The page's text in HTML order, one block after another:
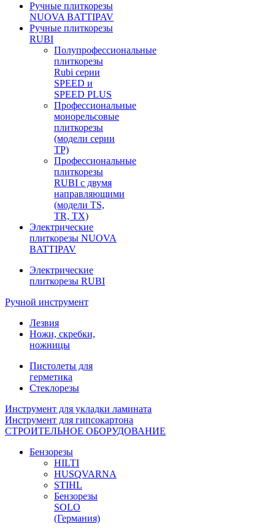
Ручные плиткорезы
NUOVA BATTIPAV
Ручные плиткорезы
RUBI
Полупрофессиональные
плиткорезы
Rubi серии
SPEED и
SPEED PLUS
Профессиональные
монорельсовые
плиткорезы
(модели серии
TP)
Профессиональные
плиткорезы
RUBI с двумя
направляющими
(модели TS,
TR, TX)
Электрические
плиткорезы NUOVA
BATTIPAV
Электрические
плиткорезы RUBI
Ручной инструмент
Лезвия
Ножи, скребки,
ножницы
Пистолеты для
герметика
Стеклорезы
Инструмент для укладки ламината
Инструмент для гипсокартона
СТРОИТЕЛЬНОЕ ОБОРУДОВАНИЕ
Бензорезы
HILTI
HUSQVARNA
STIHL
Бензорезы
SOLO
(Германия)